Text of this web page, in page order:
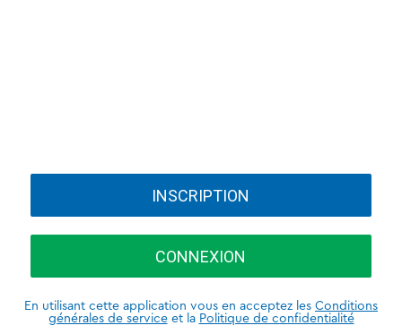
INSCRIPTION
CONNEXION
En utilisant cette application vous en acceptez les Conditions
générales de serviceet la Politique de confidentialité